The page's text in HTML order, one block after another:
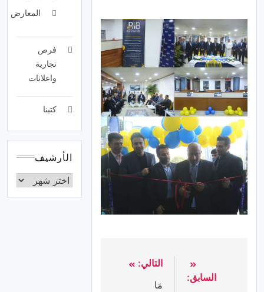
السابق:
التالي:
مَا
المعارض
فرص
تجارية
واعلانات
كتبنا
الأرشيف